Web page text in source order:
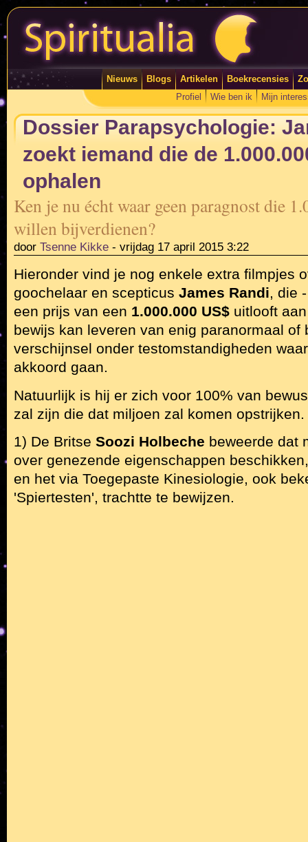
Nieuws Blogs Artikelen Boekrecensies
Profiel
Wie ben ik Mijn
Dossier Parapsychologie:
zoekt iemand die de
ophalen
Ken je nu écht waar geen paragnost die
willen bijverdienen?
door Tsenne Kikke - vrijdag 17 april 2015 3:22
Hieronder vind je nog enkele extra filmpjes
goochelaar en scepticus James Randi, die
een prijs van een 1.000.000 US$ uitlooft
bewijs kan leveren van enig paranormaal of
verschijnsel onder testomstandigheden
akkoord gaan.
Natuurlijk is hij er zich voor 100% van
zal zijn die dat miljoen zal komen opstrijken.
1) De Britse Soozi Holbeche beweerde dat
over genezende eigenschappen
en het via Toegepaste Kinesiologie, ook
'Spiertesten', trachtte te bewijzen.